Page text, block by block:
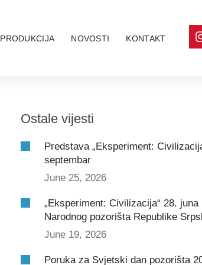
PRODUKCIJA NOVOSTI KONTAKT
Ostale vijesti
Predstava „Eksperiment:
septembar
June 25, 2026
„Eksperiment: Civilizacija“ 28.
Narodnog pozorišta Republike
June 19, 2026
Poruka za Svjetski dan pozorišta